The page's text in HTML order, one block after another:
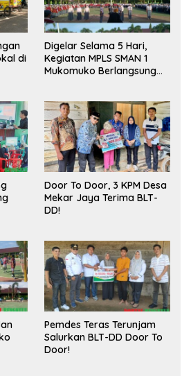
di
Digelar Selama 5 Hari,
Kegiatan MPLS SMAN 1
Mukomuko Berlangsung
Door To Door, 3 KPM Desa
Mekar Jaya Terima BLT-
DD!
Pemdes Teras Terunjam
Salurkan BLT-DD Door To
Door!